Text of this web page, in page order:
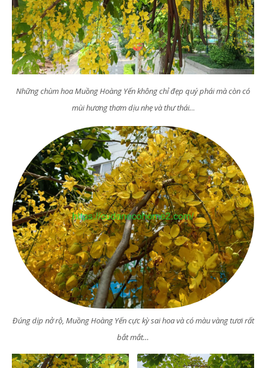
Những chùm hoa Muồng Hoàng Yến không chỉ đẹp quý phái mà còn có
mùi hương thơm dịu nhẹ và thư thái...
Đúng dịp nở rộ, Muồng Hoàng Yến cực kỳ sai hoa và có màu vàng tươi rất
bắt mắt…